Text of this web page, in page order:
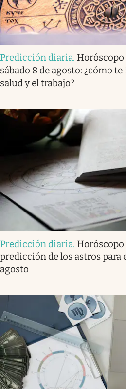
Predicción diaria. Horóscopo
sábado 8 de agosto: ¿cómo
salud y el trabajo?
Predicción diaria. Horóscopo
predicción de los astros para
agosto